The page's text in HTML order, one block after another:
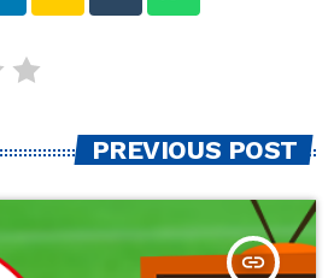
PREVIOUS POST
insert_link